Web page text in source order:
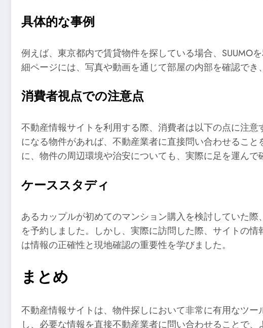
具体的な事例
例えば、東京都内で賃貸物件を探している場合、SUUMO
細ページには、写真や動画を通じて部屋の内部を確認で
消費者視点での注意点
不動産情報サイトを利用する際、消費者は以下の点に注
になる物件があれば、不動産業者に直接問い合わせるこ
に、物件の周辺環境や治安についても、実際に足を運んで
ケーススタディ
あるカップルが初めてのマンション購入を検討していた
を予約しました。しかし、実際に訪問した際、サイトの
は情報の正確性と現地確認の重要性を学びました。
まとめ
不動産情報サイトは、物件探しにおいて非常に有用なツ
し、必要な情報を直接不動産業者に問い合わせることで、